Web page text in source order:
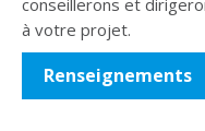
conseillerons et
à votre projet.
Renseignements